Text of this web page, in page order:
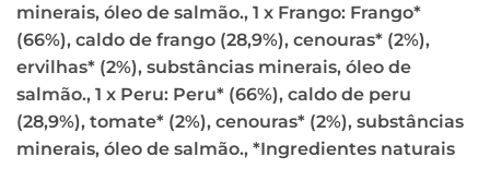
minerais, óleo de salmão., 1 x Frango: Frango*
(66%), caldo de frango (28,9%), cenouras* (2%),
ervilhas* (2%), substâncias minerais, óleo de
salmão., 1 x Peru: Peru* (66%), caldo de peru
(28,9%), tomate* (2%), cenouras* (2%), substâncias
minerais, óleo de salmão., *Ingredientes naturais